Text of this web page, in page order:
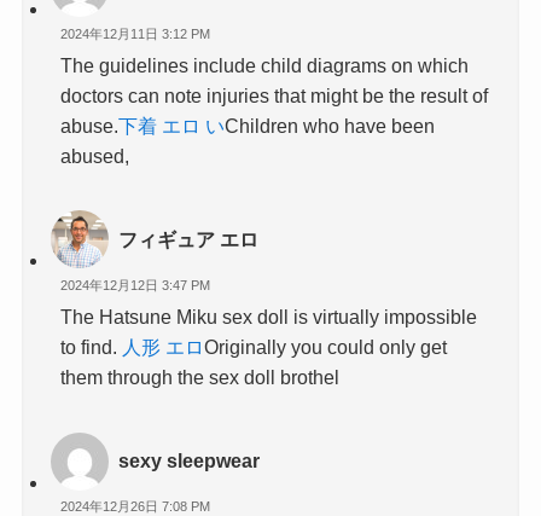
2024年12月11日 3:12 PM
The guidelines include child diagrams on which
doctors can note injuries that might be the result of
abuse.下着 エロ いChildren who have been
abused,
フィギュア エロ
2024年12月12日 3:47 PM
The Hatsune Miku sex doll is virtually impossible
to find. 人形 エロOriginally you could only get
them through the sex doll brothel
sexy sleepwear​
2024年12月26日 7:08 PM